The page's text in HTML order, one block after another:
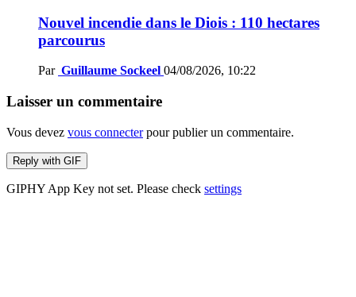
Nouvel incendie dans le Diois : 110 hectares
parcourus
Par Guillaume Sockeel 04/08/2026, 10:22
Laisser un commentaire
Vous devez vous connecterpour publier un commentaire.
Reply with GIF
GIPHY App Key not set. Please check settings